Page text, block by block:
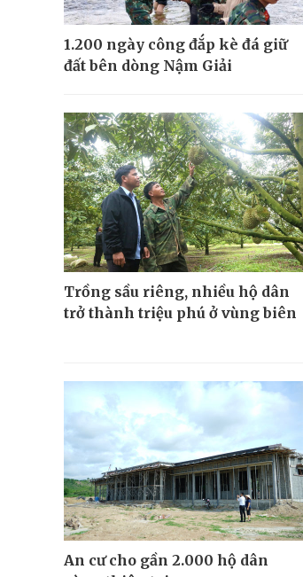
1.200 ngày công đắp kè đá giữ
đất bên dòng Nậm Giải
Trồng sầu riêng, nhiều hộ dân
trở thành triệu phú ở vùng biên
An cư cho gần 2.000 hộ dân